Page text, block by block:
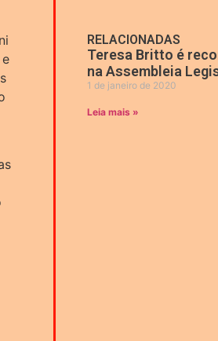
RELACIONADAS
Teresa Britto é
na Assembleia
1 de janeiro de 2020
Leia mais »